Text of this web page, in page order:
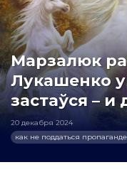
Марзалюк
Лукашенко
застаўся – и
20 декабря 2024
как не поддаться пропаганде